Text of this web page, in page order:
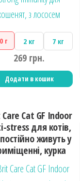
г 2 кг 7 кг
269 грн.
Додати в кошик
Cat GF Indoor
stress для котів,
живуть у
курка